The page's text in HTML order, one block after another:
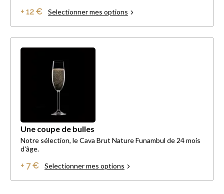
+ 12 € Selectionner mes options
Une coupe de bulles
Notre sélection, le Cava Brut Nature Funambul de 24 mois
d'âge.
+ 7 € Selectionner mes options